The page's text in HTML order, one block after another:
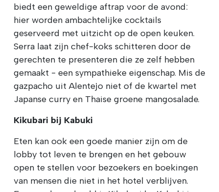
biedt een geweldige aftrap voor de avond:
hier worden ambachtelijke cocktails
geserveerd met uitzicht op de open keuken.
Serra laat zijn chef-koks schitteren door de
gerechten te presenteren die ze zelf hebben
gemaakt - een sympathieke eigenschap. Mis de
gazpacho uit Alentejo niet of de kwartel met
Japanse curry en Thaise groene mangosalade.
Kikubari bij Kabuki
Eten kan ook een goede manier zijn om de
lobby tot leven te brengen en het gebouw
open te stellen voor bezoekers en boekingen
van mensen die niet in het hotel verblijven.